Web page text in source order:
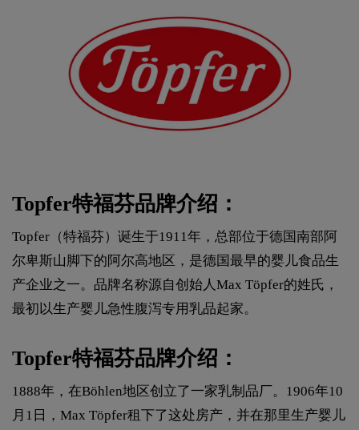
Topfer特福芬品牌介绍：
Topfer（特福芬）诞生于1911年，总部位于德国南部阿
尔卑斯山脚下的阿尔高地区，是德国最早的婴儿食品生
产企业之一。品牌名称源自创始人Max Töpfer的姓氏，
最初以生产婴儿急性腹泻专用乳品起家。
Topfer特福芬品牌介绍：
1888年，在Böhlen地区创立了一家乳制品厂。1906年10
月1日，Max Töpfer租下了这处房产，并在那里生产婴儿